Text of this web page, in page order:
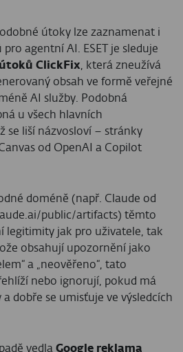
útoky lze zaznamenat i
agentní AI. ESET je sleduje
ClickFix, která zneužívá
obsah ve formě veřejné
AI služby. Podobná
u všech hlavních
se liší názvosloví – stránky
od OpenAI a Copilot
doméně (např. Claude od
public/artifacts) těmto
legitimity jak pro uživatele, tak
obsahují upozornění jako
a „neověřeno“, tato
nebo ignorují, pokud má
dobře se umisťuje ve výsledcích
vedla Google reklama